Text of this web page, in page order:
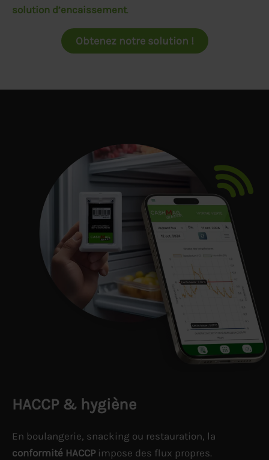
solution d’encaissement.
Obtenez notre solution !
HACCP & hygiène
En boulangerie, snacking ou restauration, la
conformité HACCP impose des flux propres.